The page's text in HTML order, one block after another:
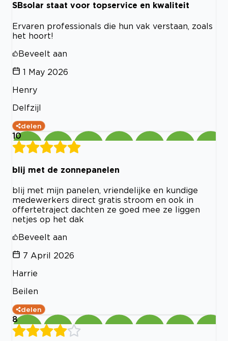
SBsolar staat voor topservice en kwaliteit
Ervaren professionals die hun vak verstaan, zoals
het hoort!
Beveelt aan
1 May 2026
Henry
Delfzijl
delen
10
blij met de zonnepanelen
blij met mijn panelen, vriendelijke en kundige
medewerkers direct gratis stroom en ook in
offertetraject dachten ze goed mee ze liggen
netjes op het dak
Beveelt aan
7 April 2026
Harrie
Beilen
delen
8